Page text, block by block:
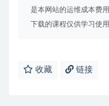
是本网站的运维成本费
下载的课程仅供学习使用
收藏 链接